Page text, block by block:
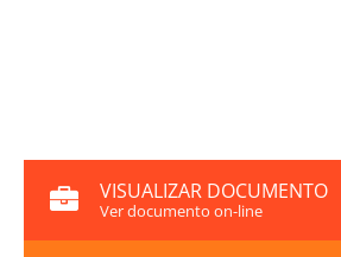
VISUALIZAR DOCUMENTO
Ver documento on-line